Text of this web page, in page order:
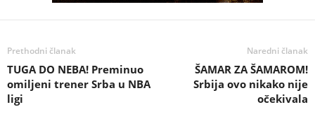
Prethodni članak
TUGA DO NEBA! Preminuo
omiljeni trener Srba u NBA
ligi
Naredni članak
ŠAMAR ZA ŠAMAROM!
Srbija ovo nikako nije
očekivala